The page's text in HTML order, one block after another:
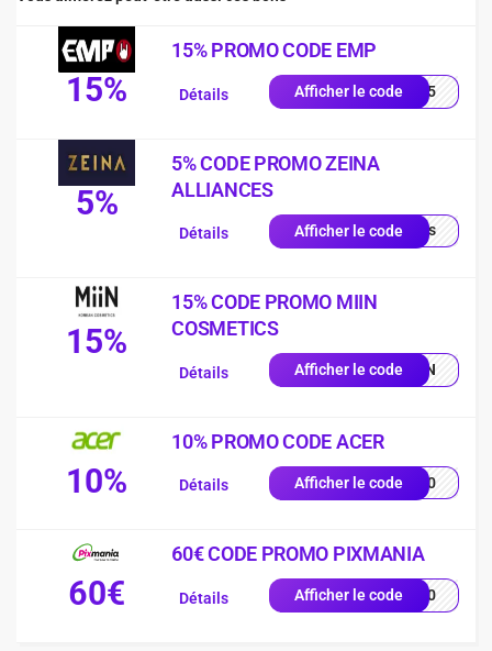
15%
15% PROMO CODE EMP
Afficher le codees15
Détails
5%
5% CODE PROMO ZEINA
ALLIANCES
Afficher le codequis
Détails
15%
15% CODE PROMO MIIN
COSMETICS
Afficher le codeMIIN
Détails
10%
10% PROMO CODE ACER
Afficher le codeVE10
Détails
60€
60€ CODE PROMO PIXMANIA
Afficher le codeAL60
Détails